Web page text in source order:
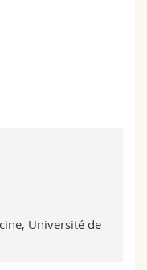
et management
Université de